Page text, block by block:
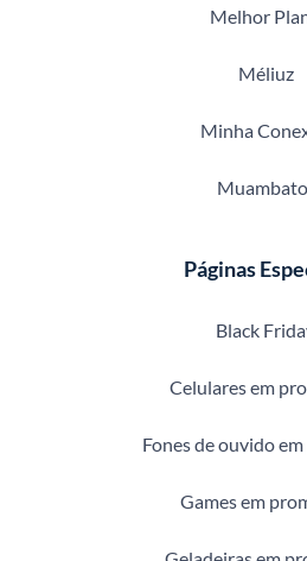
Melhor
Méliuz
Minha
Páginas
Black
Celulares em
Fones de ouvido
Games em